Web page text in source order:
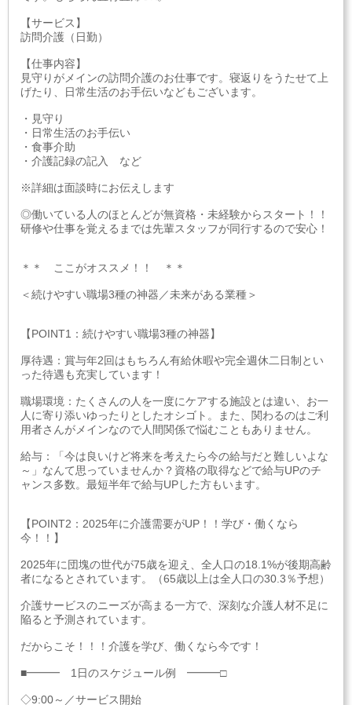
【サービス】
訪問介護（日勤）
【仕事内容】
見守りがメインの訪問介護のお仕事です。寝返りをうたせて上
げたり、日常生活のお手伝いなどもございます。
・見守り
・日常生活のお手伝い
・食事介助
・介護記録の記入 など
※詳細は面談時にお伝えします
◎働いている人のほとんどが無資格・未経験からスタート！！
研修や仕事を覚えるまでは先輩スタッフが同行するので安心！
＊＊ ここがオススメ！！ ＊＊
＜続けやすい職場3種の神器／未来がある業種＞
【POINT1：続けやすい職場3種の神器】
厚待遇：賞与年2回はもちろん有給休暇や完全週休二日制とい
った待遇も充実しています！
職場環境：たくさんの人を一度にケアする施設とは違い、お一
人に寄り添いゆったりとしたオシゴト。また、関わるのはご利
用者さんがメインなので人間関係で悩むこともありません。
給与：「今は良いけど将来を考えたら今の給与だと難しいよな
～」なんて思っていませんか？資格の取得などで給与UPのチ
ャンス多数。最短半年で給与UPした方もいます。
【POINT2：2025年に介護需要がUP！！学び・働くなら
今！！】
2025年に団塊の世代が75歳を迎え、全人口の18.1%が後期高齢
者になるとされています。（65歳以上は全人口の30.3％予想）
介護サービスのニーズが高まる一方で、深刻な介護人材不足に
陥ると予測されています。
だからこそ！！！介護を学び、働くなら今です！
■━━━ 1日のスケジュール例 ━━━□
◇9:00～／サービス開始